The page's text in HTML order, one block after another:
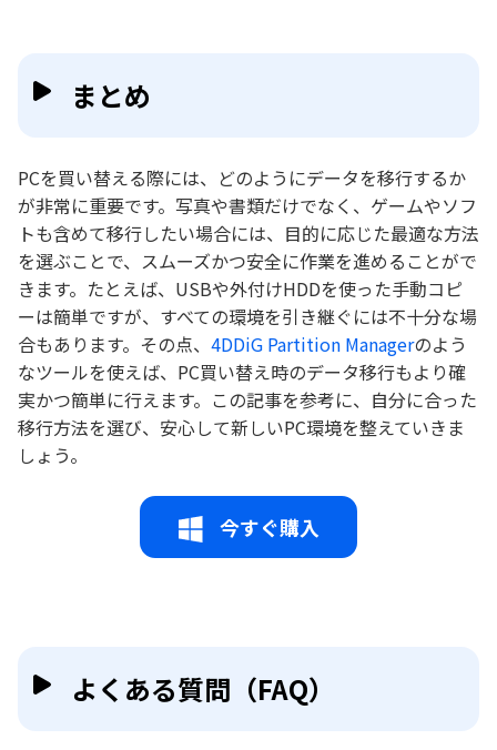
まとめ
PCを買い替える際には、どのようにデータを移行するか
が非常に重要です。写真や書類だけでなく、ゲームやソフ
トも含めて移行したい場合には、目的に応じた最適な方法
を選ぶことで、スムーズかつ安全に作業を進めることがで
きます。たとえば、USBや外付けHDDを使った手動コピ
ーは簡単ですが、すべての環境を引き継ぐには不十分な場
合もあります。その点、 4DDiG Partition Managerのよう
なツールを使えば、PC買い替え時のデータ移行もより確
実かつ簡単に行えます。この記事を参考に、自分に合った
移行方法を選び、安心して新しいPC環境を整えていきま
しょう。
今すぐ購入
よくある質問（FAQ）